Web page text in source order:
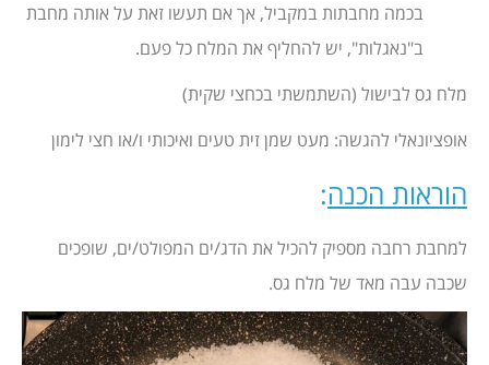
בכמה מחבתות במקביל, אך אם תעשו זאת על אותה מחבת
ב"נאגלות", יש להחליף את המלח כל פעם.
מלח גס לבישול (השתמשתי בכחצי שקית)
אופציונאלי להגשה: מעט שמן זית טעים ואיכותי ו/או חצי לימון
הוראות הכנה:
למחבת רחבה מספיק להכיל את הדג/ים המפולט/ים, שופכים
שכבה עבה מאד של מלח גס.